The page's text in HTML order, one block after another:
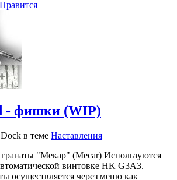
- фишки (WIP)
в теме Наставления
"Мекар" (Mecar) Используются
винтовке HK G3A3.
осуществляется через меню как